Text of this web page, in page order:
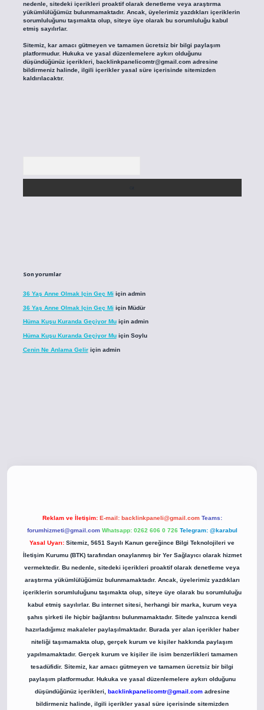
nedenle, sitedeki içerikleri proaktif olarak denetleme veya araştırma
yükümlülüğümüz bulunmamaktadır. Ancak, üyelerimiz yazdıkları içeriklerin
sorumluluğunu taşımakta olup, siteye üye olarak bu sorumluluğu kabul
etmiş sayılırlar.
Sitemiz, kar amacı gütmeyen ve tamamen ücretsiz bir bilgi paylaşım
platformudur. Hukuka ve yasal düzenlemelere aykırı olduğunu
düşündüğünüz içerikleri, backlinkpanelicomtr@gmail.comadresine
bildirmeniz halinde, ilgili içerikler yasal süre içerisinde sitemizden
kaldırılacaktır.
Son yorumlar
36 Yaş Anne Olmak Için Geç Mi için admin
36 Yaş Anne Olmak Için Geç Mi için Müdür
Hüma Kuşu Kuranda Geçiyor Muiçin admin
Hüma Kuşu Kuranda Geçiyor Muiçin Soylu
Cenin Ne Anlama Geliriçin admin
Reklam ve İletişim: E-mail: backlinkpaneli@gmail.com Teams:
forumhizmeti@gmail.com Whatsapp: 0262 606 0 726 Telegram: @karabul
Yasal Uyarı: Sitemiz, 5651 Sayılı Kanun gereğince Bilgi Teknolojileri ve
İletişim Kurumu (BTK) tarafından onaylanmış bir Yer Sağlayıcı olarak hizmet
vermektedir. Bu nedenle, sitedeki içerikleri proaktif olarak denetleme veya
araştırma yükümlülüğümüz bulunmamaktadır. Ancak, üyelerimiz yazdıkları
içeriklerin sorumluluğunu taşımakta olup, siteye üye olarak bu sorumluluğu
kabul etmiş sayılırlar. Bu internet sitesi, herhangi bir marka, kurum veya
şahıs şirketi ile hiçbir bağlantısı bulunmamaktadır. Sitede yalnızca kendi
hazırladığımız makaleler paylaşılmaktadır. Burada yer alan içerikler haber
niteliği taşımamakta olup, gerçek kurum ve kişiler hakkında paylaşım
yapılmamaktadır. Gerçek kurum ve kişiler ile isim benzerlikleri tamamen
tesadüfidir. Sitemiz, kar amacı gütmeyen ve tamamen ücretsiz bir bilgi
paylaşım platformudur. Hukuka ve yasal düzenlemelere aykırı olduğunu
düşündüğünüz içerikleri, backlinkpanelicomtr@gmail.comadresine
bildirmeniz halinde, ilgili içerikler yasal süre içerisinde sitemizden